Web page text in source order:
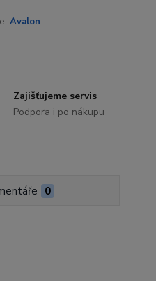
Avalon
Zajišťujeme servis
Podpora i po nákupu
0